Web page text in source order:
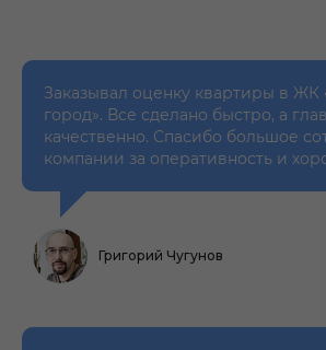
Заказывал оценку квартиры в ЖК
город». Все сделано быстро, а
качественно. Спасибо большое
компании за оперативность и
Григорий Чугунов